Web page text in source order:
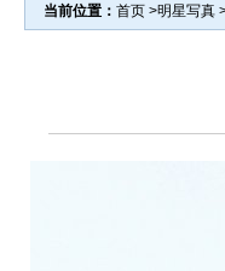
当前位置： 首页 >明星写真